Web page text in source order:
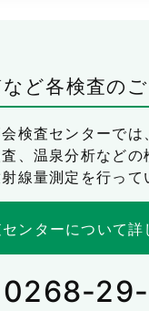
ど各検査の
検査センターでは
、温泉分析などの
線量測定を行って
ンターについて詳
0268-29-